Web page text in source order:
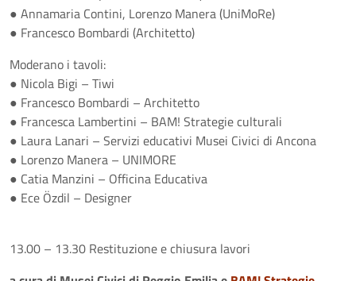
● Annamaria Contini, Lorenzo Manera (UniMoRe)
● Francesco Bombardi (Architetto)
Moderano i tavoli:
● Nicola Bigi – Tiwi
● Francesco Bombardi – Architetto
● Francesca Lambertini – BAM! Strategie culturali
● Laura Lanari – Servizi educativi Musei Civici di Ancona
● Lorenzo Manera – UNIMORE
● Catia Manzini – Officina Educativa
● Ece Özdil – Designer
13.00 – 13.30 Restituzione e chiusura lavori